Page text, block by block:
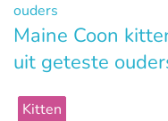
Maine Coon
uit geteste
Kitten